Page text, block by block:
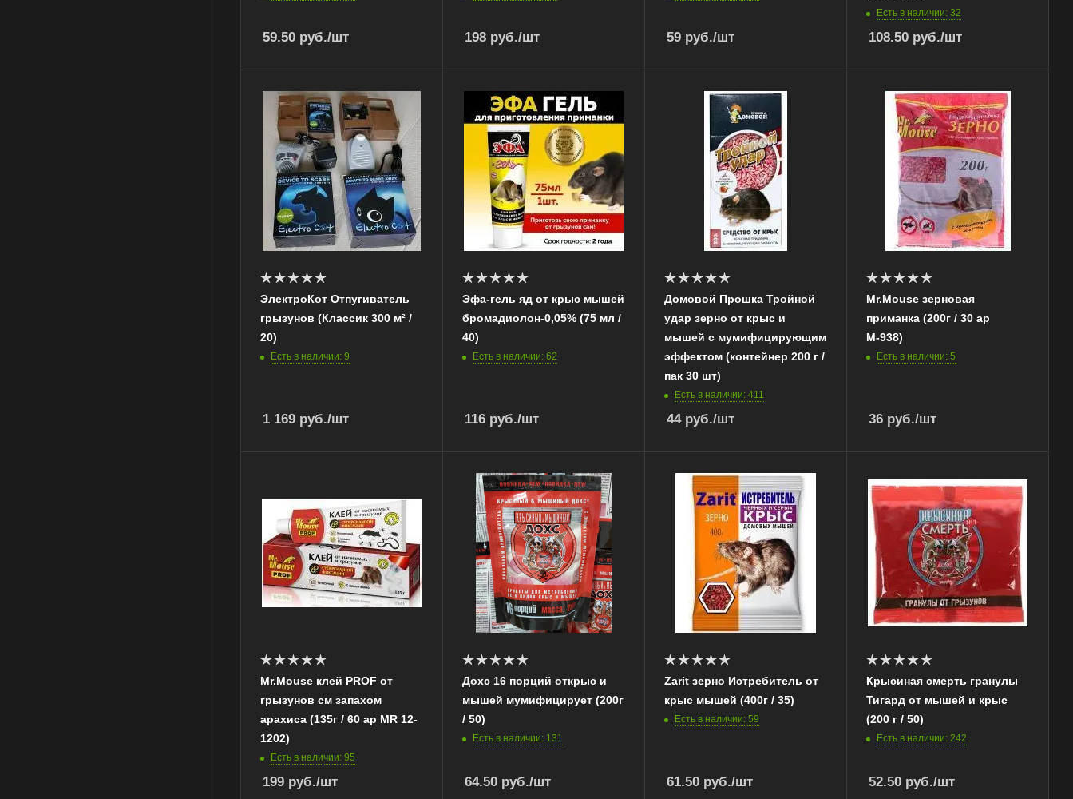
59.50 руб./шт 198 руб./шт 59 руб./шт
Есть в наличии: 32
108.50 руб./шт
ЭлектроКот Отпугиватель
грызунов (Классик 300 м² /
20)
Есть в наличии: 9
1 169 руб./шт
Эфа-гель яд от крыс мышей
бромадиолон-0,05% (75 мл /
40)
Есть в наличии: 62
116 руб./шт
Домовой Прошка Тройной
удар зерно от крыс и
мышей с мумифицирующим
эффектом (контейнер 200 г /
пак 30 шт)
Есть в наличии: 411
44руб./шт
Mr.Mouse зерновая
приманка (200г / 30 ар
М-938)
Есть в наличии: 5
36 руб./шт
Mr.Mouse клей PROF от
грызунов см запахом
арахиса (135г / 60 ар MR 12-
1202)
Есть в наличии: 95
199 руб./шт
Дохс 16 порций открыс и
мышей мумифицирует (200г
/ 50)
Есть в наличии: 131
64.50 руб./шт
Zarit зерно Истребитель от
крыс мышей (400г / 35)
Есть в наличии: 59
61.50 руб./шт
Крысиная смерть гранулы
Тигард от мышей и крыс
(200 г / 50)
Есть в наличии: 242
52.50 руб./шт